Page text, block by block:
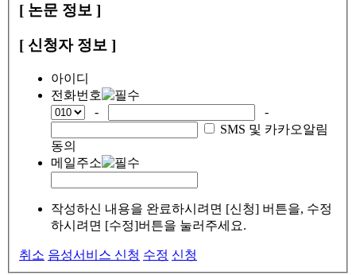
[ 논문 정보 ]
[ 신청자 정보 ]
아이디
전화번호
-
-
SMS 및 카카오알림
동의
메일주소
작성하신 내용을 완료하시려면 [신청] 버튼을, 수정
하시려면 [수정]버튼을 눌러주세요.
취소 음성서비스 신청 수정 신청